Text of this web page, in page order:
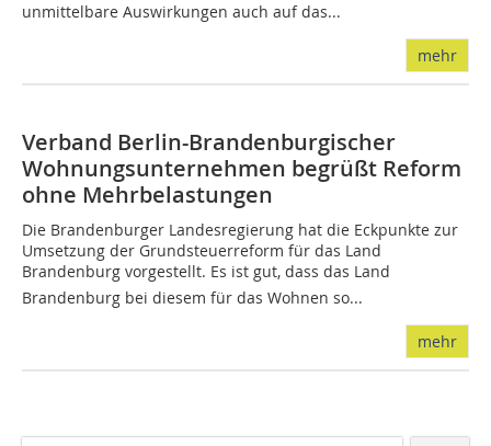
unmittelbare Auswirkungen auch auf das...
mehr
Verband Berlin-Brandenburgischer
Wohnungsunternehmen begrüßt Reform
ohne Mehrbelastungen
Die Brandenburger Landesregierung hat die Eckpunkte zur
Umsetzung der Grundsteuerreform für das Land
Brandenburg vorgestellt. Es ist gut, dass das Land
Brandenburg bei diesem für das Wohnen so...
mehr